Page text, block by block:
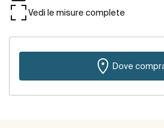
Vedi le misure complete
Dove